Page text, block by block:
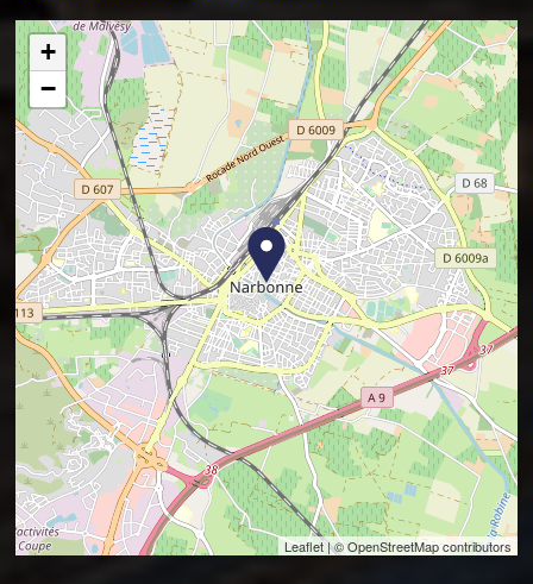
+
−
Leaflet| © OpenStreetMap contributors